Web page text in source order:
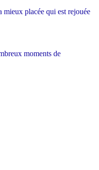
mieux placée qui est rejouée
moments de